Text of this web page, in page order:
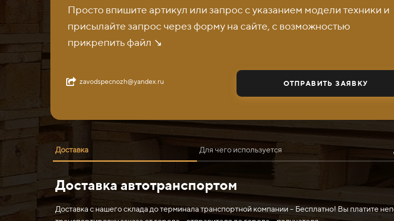
Просто впишите артикул или запрос с указанием модели техники и
присылайте запрос через форму на сайте, с возможностью
прикрепить файл ↘️
zavodspecnozh@yandex.ru ОТПРАВИТЬ ЗАЯВКУ
Доставка Для чего используется
Доставка автотранспортом
Доставка с нашего склада до терминала транспортной компании – Бесплатно! Вы платите
Нож 1525х130х30 бронированный может использоваться для различных задач в разных
1. В индустрии: бронированный нож может использоваться для резки и обработки